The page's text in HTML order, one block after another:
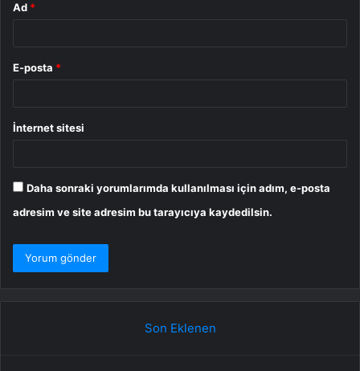
Ad *
E-posta *
İnternet sitesi
Daha sonraki yorumlarımda kullanılması için adım, e-posta
adresim ve site adresim bu tarayıcıya kaydedilsin.
Son Eklenen